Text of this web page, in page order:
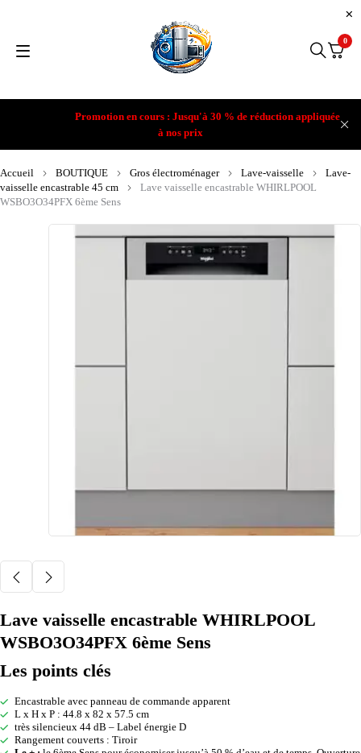
Promotion en cours : Jusqu'à 30 % de réduction appliquée
à nos prix
0
Accueil BOUTIQUE Gros électroménager Lave-vaisselle
Lave-
vaisselle encastrable 45 cm
Lave vaisselle encastrable WHIRLPOOL
WSBO3O34PFX 6ème Sens
Lave vaisselle encastrable WHIRLPOOL
WSBO3O34PFX 6ème Sens
Les points clés
Encastrable avec panneau de commande apparent
L x H x P : 44.8 x 82 x 57.5 cm
très silencieux 44 dB – Label énergie D
Rangement couverts : Tiroir